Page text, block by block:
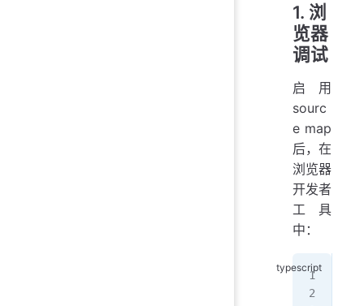
1. 浏
览器
调试
启用
sourc
e map
后，在
浏览器
开发者
工具
中：